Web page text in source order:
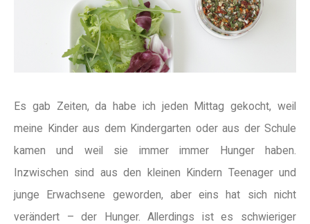
Es gab Zeiten, da habe ich jeden Mittag gekocht, weil
meine Kinder aus dem Kindergarten oder aus der Schule
kamen und weil sie immer immer Hunger haben.
Inzwischen sind aus den kleinen Kindern Teenager und
junge Erwachsene geworden, aber eins hat sich nicht
verändert – der Hunger. Allerdings ist es schwieriger